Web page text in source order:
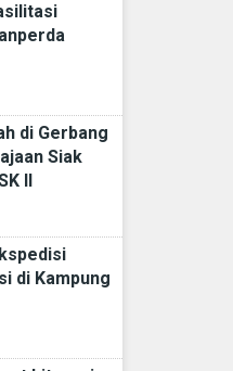
di Gerbang
Siak
II
di Kampung